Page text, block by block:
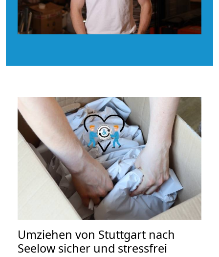
Umziehen von Stuttgart nach
Seelow sicher und stressfrei